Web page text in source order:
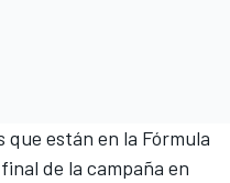
que están en la Fórmula
de la campaña en